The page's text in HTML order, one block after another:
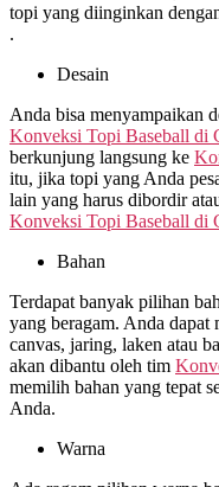
topi yang diinginkan
.
Desain
Anda bisa menyampaikan
Konveksi Topi Baseball di
berkunjung langsung ke
itu, jika topi yang Anda
lain yang harus dibordir
Konveksi Topi Baseball di
Bahan
Terdapat banyak pilihan
yang beragam. Anda
canvas, jaring, laken atau
akan dibantu oleh tim
memilih bahan yang tepat
Anda.
Warna